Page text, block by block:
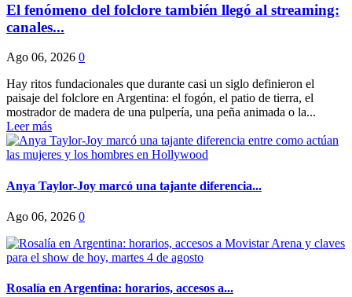
El fenómeno del folclore también llegó al streaming:
canales...
Ago 06, 2026 0
Hay ritos fundacionales que durante casi un siglo definieron el
paisaje del folclore en Argentina: el fogón, el patio de tierra, el
mostrador de madera de una pulpería, una peña animada o la...
Leer más
Anya Taylor-Joy marcó una tajante diferencia...
Ago 06, 2026 0
Rosalía en Argentina: horarios, accesos a...